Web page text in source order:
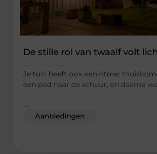
De stille rol van twaalf volt
Je tuin heeft ook een ritme:
een pad naar de schuur, en daarna
Aanbiedingen